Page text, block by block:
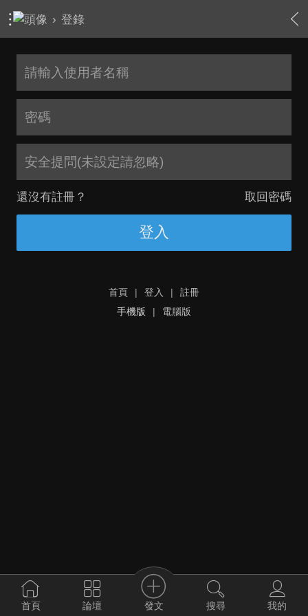
› 登錄
安全提問(未設定請忽略)
還沒有註冊？ 取回密碼
登入
首頁 | 登入 |
註冊
手機版
| 電腦版
首頁 論壇 發文 搜尋 我的